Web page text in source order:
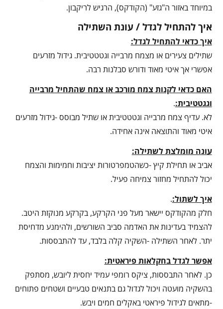
במיוחד באזור ה"גזע" (הקודקס), הרגיש לריקבון.
איך להתחיל לגדל / עונת השתילה
איך כדאי להתחיל לגדל:
שתילים צעירים או מצמח מרבייה וגטטטיבית. גידול מזרעים
אפשרי אך איטי מאוד ודורש סבלנות רבה.
האם כדאי לקנות צמח מורכב או צמח שהתחיל מרבייה
וגגטטיבית:.
לא. עדיף צמח מרבייה וגטטטיבית או שתיל מבוסס -גידול מזרעים
איטי מאוד והתוצאה אינה אחידה.
עונה מומלצת לשתילה:
אביב או תחילת קיץ -כשהטמפרטורות יציבות וחמימות והצמח
יכול להתחיל מחזור צמיחה פעיל.
איך לשתול:.
חלק מהקודקס יישאר מעל פני הקרקע, בקרקע מנוקזת היטב.
להצמיד בעדינות את האדמה סביב השורשים, ולהימנע מדחיסת
יתר. לאחר השתילה -השקיה קלה בלבד, עד להתבססות.
אפשר לגדל בחקלאות פיראטית:
כן. לאחר התבססות, ציקס רומפי עמיד יחסית ליובש, מסתפק
בהשקיה מועטה ויכול לגדול גם בתנאים טבעיים ושטחים פתוחים
-מתאים לגידול פיראטי באקלים חמים ויבש.